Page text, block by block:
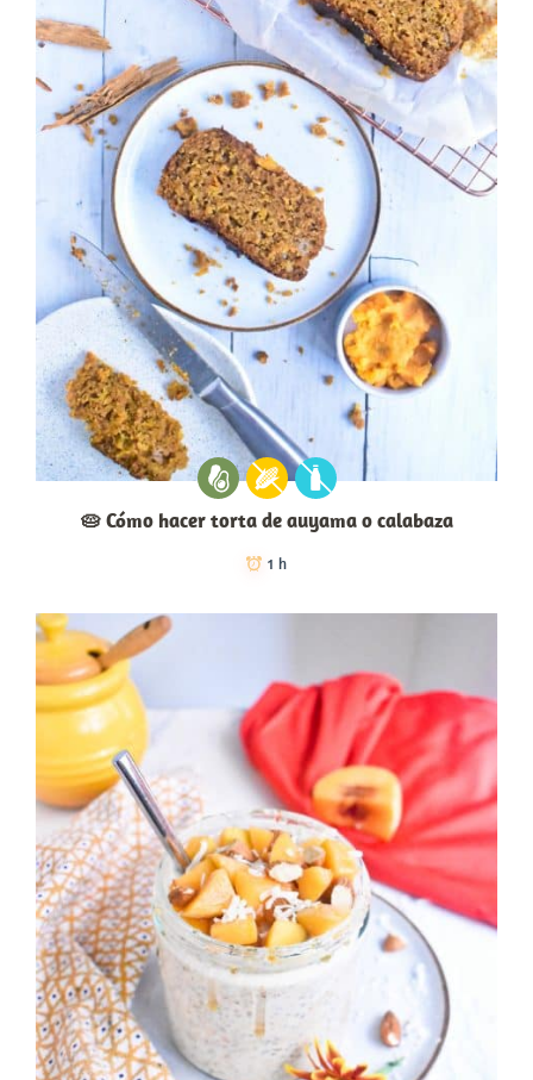
🥧 Cómo hacer torta de auyama o calabaza
1 h